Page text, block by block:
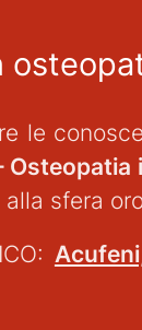
le
sfera